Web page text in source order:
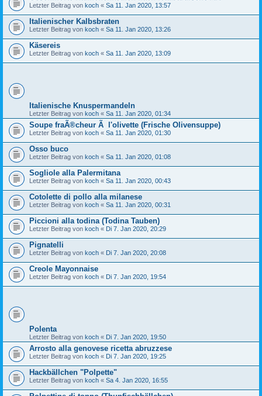
Letzter Beitrag von koch « Sa 11. Jan 2020, 13:57
Italienischer Kalbsbraten
Letzter Beitrag von koch « Sa 11. Jan 2020, 13:26
Käsereis
Letzter Beitrag von koch « Sa 11. Jan 2020, 13:09
Italienische Knuspermandeln
Letzter Beitrag von koch « Sa 11. Jan 2020, 01:34
Soupe fraÃ®cheur Ã l'olivette (Frische Olivensuppe)
Letzter Beitrag von koch « Sa 11. Jan 2020, 01:30
Osso buco
Letzter Beitrag von koch « Sa 11. Jan 2020, 01:08
Sogliole alla Palermitana
Letzter Beitrag von koch « Sa 11. Jan 2020, 00:43
Cotolette di pollo alla milanese
Letzter Beitrag von koch « Sa 11. Jan 2020, 00:31
Piccioni alla todina (Todina Tauben)
Letzter Beitrag von koch « Di 7. Jan 2020, 20:29
Pignatelli
Letzter Beitrag von koch « Di 7. Jan 2020, 20:08
Creole Mayonnaise
Letzter Beitrag von koch « Di 7. Jan 2020, 19:54
Polenta
Letzter Beitrag von koch « Di 7. Jan 2020, 19:50
Arrosto alla genovese ricetta abruzzese
Letzter Beitrag von koch « Di 7. Jan 2020, 19:25
Hackbällchen "Polpette"
Letzter Beitrag von koch « Sa 4. Jan 2020, 16:55